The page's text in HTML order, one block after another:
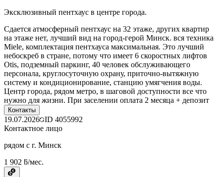
Эксклюзивный пентхаус в центре города.
Сдается атмосферный пентхаус на 32 этаже, других квартир
на этаже нет, лучший вид на город-герой Минск. вся техника
Miele, комплектация пентхауса максимальная. Это лучший
небоскреб в стране, потому что имеет 6 скоростных лифтов
Otis, подземный паркинг, 40 человек обслуживающего
персонала, круглосуточную охрану, приточно-вытяжную
систему и кондиционирование, станцию умягчения воды.
Центр города, рядом метро, в шаговой доступности все что
нужно для жизни. При заселении оплата 2 месяца + депозит
Контакты
19.07.2026 ID 4055992
Контактное лицо
рядом с г. Минск
1 902 ƃ/мес.